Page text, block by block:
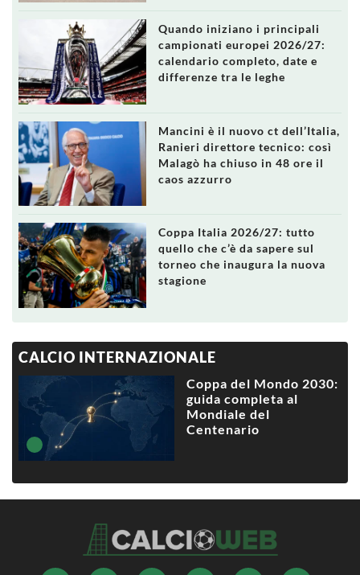
Quando iniziano i principali
campionati europei 2026/27:
calendario completo, date e
differenze tra le leghe
Mancini è il nuovo ct dell’Italia,
Ranieri direttore tecnico: così
Malagò ha chiuso in 48 ore il
caos azzurro
Coppa Italia 2026/27: tutto
quello che c’è da sapere sul
torneo che inaugura la nuova
stagione
CALCIO INTERNAZIONALE
Coppa del Mondo 2030:
guida completa al
Mondiale del
Centenario